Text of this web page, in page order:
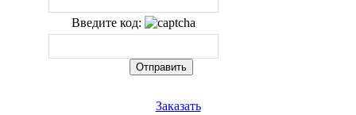
Введите код:
Заказать